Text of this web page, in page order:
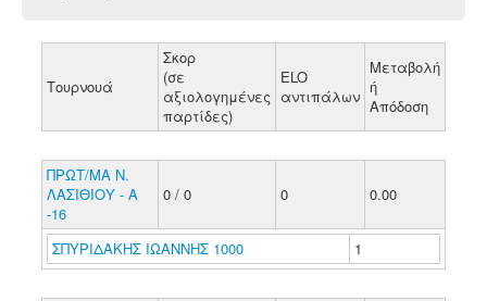
Τουρνουά
Σκορ
(σε
αξιολογημένες
παρτίδες)
ELO
αντιπάλων
Μεταβολή
ή
Απόδοση
ΠΡΩΤ/ΜΑ Ν.
ΛΑΣΙΘΙΟΥ - Α
-16
0 / 0 0 0.00
ΣΠΥΡΙΔΑΚΗΣ ΙΩΑΝΝΗΣ 1000 1